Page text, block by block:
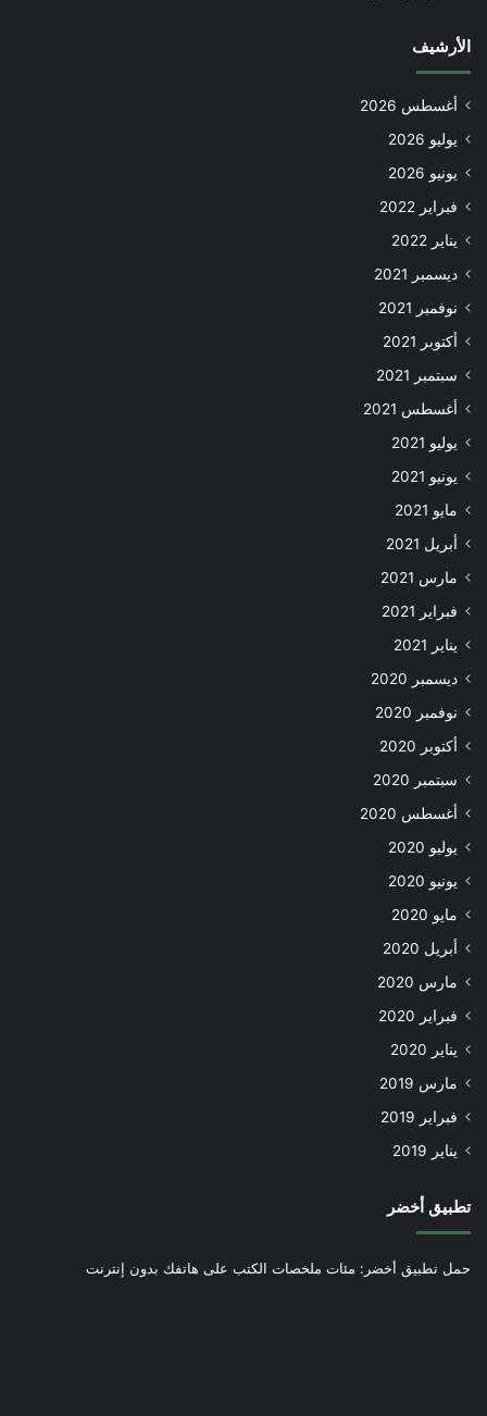
الأرشيف
أغسطس 2026
يوليو 2026
يونيو 2026
فبراير 2022
يناير 2022
ديسمبر 2021
نوفمبر 2021
أكتوبر 2021
سبتمبر 2021
أغسطس 2021
يوليو 2021
يونيو 2021
مايو 2021
أبريل 2021
مارس 2021
فبراير 2021
يناير 2021
ديسمبر 2020
نوفمبر 2020
أكتوبر 2020
سبتمبر 2020
أغسطس 2020
يوليو 2020
يونيو 2020
مايو 2020
أبريل 2020
مارس 2020
فبراير 2020
يناير 2020
مارس 2019
فبراير 2019
يناير 2019
تطبيق أخضر
حمل تطبيق أخضر: مئات ملخصات الكتب على هاتفك بدون إنترنت